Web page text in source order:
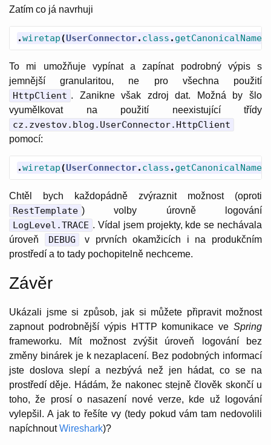
Zatím co já navrhuji
.wiretap(UserConnector. class . getCanonicalName
To mi umožňuje vypínat a zapínat podrobný výpis s
jemnější granularitou, ne pro všechna použití
HttpClient . Zanikne však zdroj dat. Možná by šlo
vyumělkovat na použití neexistující třídy
cz.zvestov.blog.UserConnector.HttpClient
pomocí:
.wiretap(UserConnector. class . getCanonicalName
Chtěl bych každopádně zvýraznit možnost (oproti
RestTemplate ) volby úrovně logování
LogLevel.TRACE . Vídal jsem projekty, kde se nechávala
úroveň
DEBUG
v prvních okamžicích i na produkčním
prostředí a to tady pochopitelně nechceme.
Závěr
Ukázali jsme si způsob, jak si můžete připravit možnost
zapnout podrobnější výpis HTTP komunikace ve Spring
frameworku. Mít možnost zvýšit úroveň logování bez
změny binárek je k nezaplacení. Bez podobných informací
jste doslova slepí a nezbývá než jen hádat, co se na
prostředí děje. Hádám, že nakonec stejně člověk skončí u
toho, že prosí o nasazení nové verze, kde už logování
vylepšil. A jak to řešíte vy (tedy pokud vám tam nedovolili
napíchnoutWireshark)?